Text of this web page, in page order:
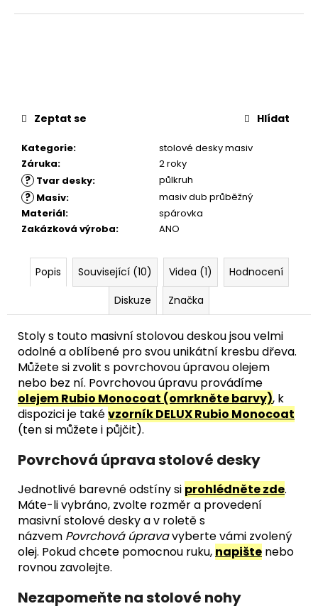
Kategorie:
stolové desky masiv
Záruka: 2 roky
? Tvar desky: půlkruh
? Masiv:
masiv dub průběžný
Materiál:
spárovka
Zakázková výroba: ANO
Zeptat se Hlídat
Popis Související (10) Videa (1)
Hodnocení
Diskuze
Značka
Stoly s touto masivní stolovou deskou jsou velmi
odolné a oblíbené pro svou unikátní kresbu dřeva.
Můžete si zvolit s povrchovou úpravou olejem
nebo bez ní. Povrchovou úpravu provádíme
olejem Rubio Monocoat (omrkněte barvy), k
dispozici je takévzorník DELUX Rubio Monocoat
(ten si můžete i půjčit).
Povrchová úprava stolové desky
Jednotlivé barevné odstíny si prohlédněte zde.
Máte-li vybráno, zvolte rozměr a provedení
masivní stolové desky a v roletě s
názvem Povrchová úpravavyberte vámi zvolený
olej. Pokud chcete pomocnou ruku, napište nebo
rovnou zavolejte.
Nezapomeňte na stolové nohy